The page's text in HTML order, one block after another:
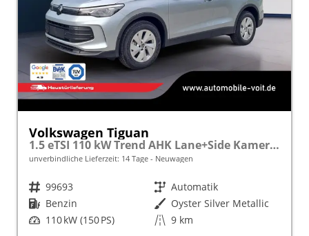
Volkswagen Tiguan
1.5 eTSI 110 kW Trend AHK Lane+Side Kamera VZE
unverbindliche Lieferzeit: 14 Tage Neuwagen
Fahrzeugnr. 99693 Getriebe Automatik
Kraftstoff Benzin Außenfarbe Oyster Silver Metallic
Leistung 110 kW (150 PS) Kilometerstand 9 km